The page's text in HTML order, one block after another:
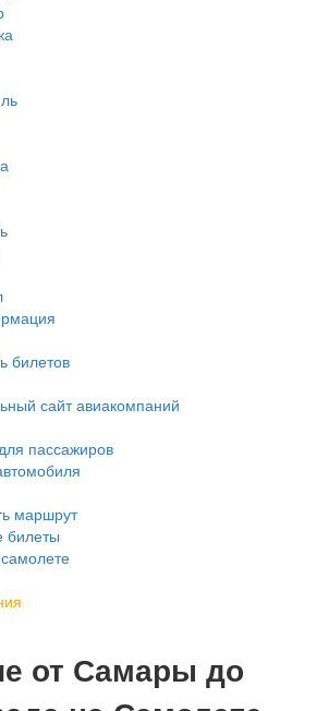
билетов
сайт авиакомпаний
пассажиров
маршрут
билеты
от Самары до